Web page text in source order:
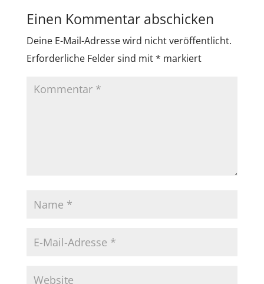
Einen Kommentar abschicken
Deine E-Mail-Adresse wird nicht veröffentlicht.
Erforderliche Felder sind mit* markiert